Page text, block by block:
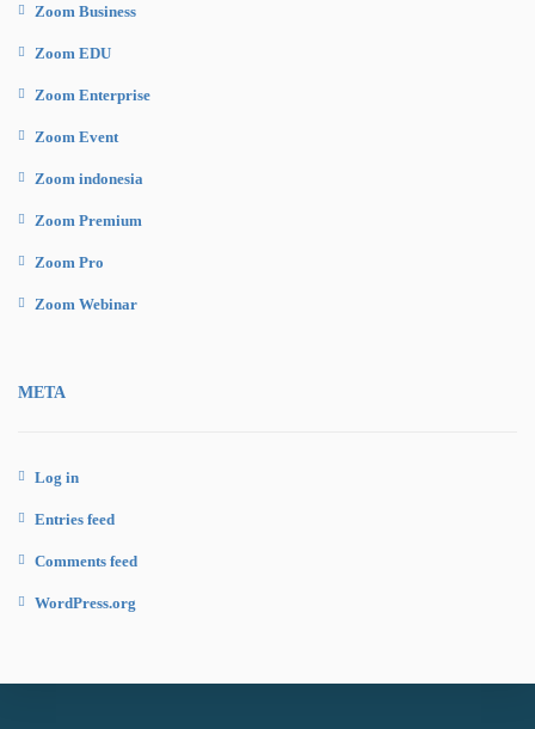
Zoom Business
Zoom EDU
Zoom Enterprise
Zoom Event
Zoom indonesia
Zoom Premium
Zoom Pro
Zoom Webinar
META
Log in
Entries feed
Comments feed
WordPress.org